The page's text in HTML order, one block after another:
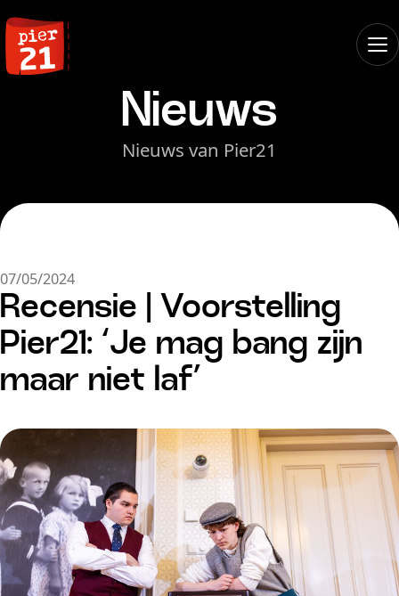
Nieuws
Nieuws van Pier21
07/05/2024
Recensie | Voorstelling
Pier21: ‘Je mag bang zijn
maar niet laf’